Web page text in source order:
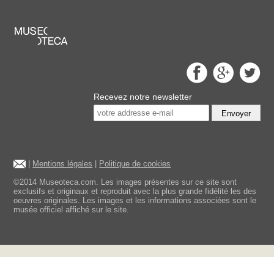
Recevez notre newsletter
Envoyer
Mentions légales
Politique de cookies
©2014 Museoteca.com. Les images présentes sur ce site sont
exclusifs et originaux et reproduit avec la plus grande fidélité les des
oeuvres originales. Les images et les informations associées sont le
musée officiel affiché sur le site.